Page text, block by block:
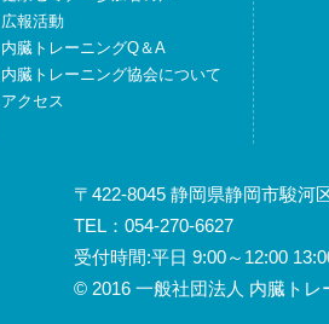
広報活動
内臓トレーニングQ＆A
内臓トレーニング協会について
アクセス
〒422-8045 静岡県静岡市駿河
TEL：054-270-6627
受付時間:平日 9:00～12:00
© 2016 一般社団法人 内臓トレ